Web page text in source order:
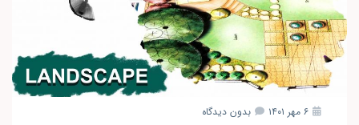
۶ مهر ۱۴۰۱ بدون دیدگاه